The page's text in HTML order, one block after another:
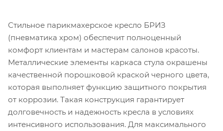
Стильное парикмахерское кресло БРИЗ
(пневматика хром) обеспечит полноценный
комфорт клиентам и мастерам салонов красоты.
Металлические элементы каркаса стула окрашены
качественной порошковой краской черного цвета,
которая выполняет функцию защитного покрытия
от коррозии. Такая конструкция гарантирует
долговечность и надежность кресла в условиях
интенсивного использования. Для максимального